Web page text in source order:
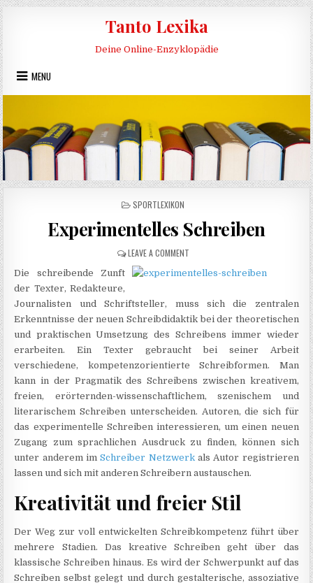
Skip to content
Tanto Lexika
Deine Online-Enzyklopädie
MENU
POSTED IN
SPORTLEXIKON
Experimentelles Schreiben
LEAVE A COMMENTON EXPERIMENTELLES SCHREIBEN
Die schreibende Zunft
der Texter, Redakteure,
Journalisten und Schriftsteller, muss sich die zentralen
Erkenntnisse der neuen Schreibdidaktik bei der theoretischen
und praktischen Umsetzung des Schreibens immer wieder
erarbeiten. Ein Texter gebraucht bei seiner Arbeit
verschiedene, kompetenzorientierte Schreibformen. Man
kann in der Pragmatik des Schreibens zwischen kreativem,
freien, erörternden-wissenschaftlichem, szenischem und
literarischem Schreiben unterscheiden. Autoren, die sich für
das experimentelle Schreiben interessieren, um einen neuen
Zugang zum sprachlichen Ausdruck zu finden, können sich
unter anderem imSchreiber Netzwerkals Autor registrieren
lassen und sich mit anderen Schreibern austauschen.
Kreativität und freier Stil
Der Weg zur voll entwickelten Schreibkompetenz führt über
mehrere Stadien. Das kreative Schreiben geht über das
klassische Schreiben hinaus. Es wird der Schwerpunkt auf das
Schreiben selbst gelegt und durch gestalterische, assoziative